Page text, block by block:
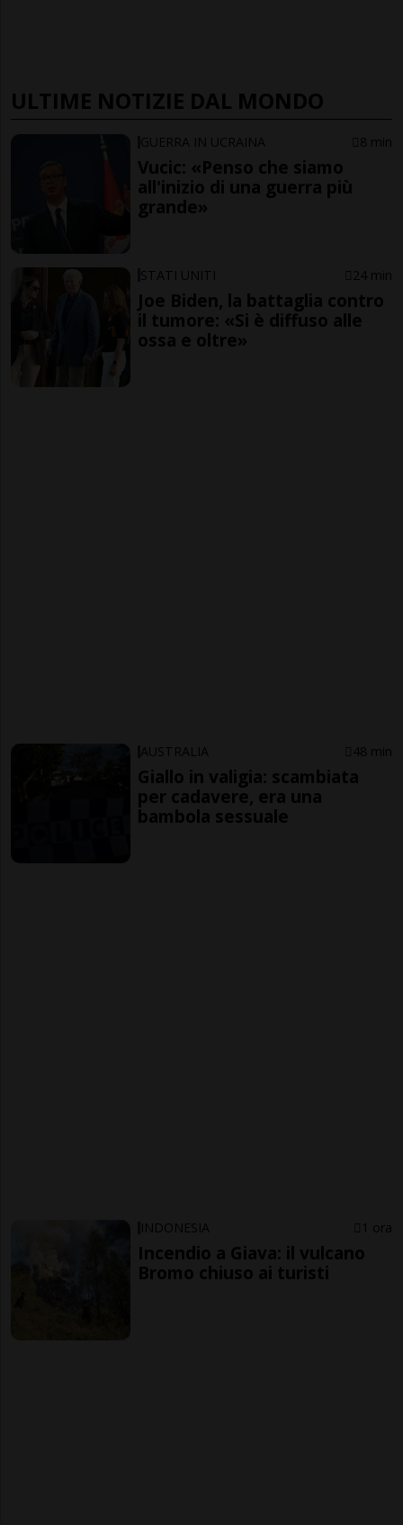
ULTIME NOTIZIE DAL MONDO
GUERRA IN UCRAINA 8 min
Vucic: «Penso che siamo
all'inizio di una guerra più
grande»
STATI UNITI 24 min
Joe Biden, la battaglia contro
il tumore: «Si è diffuso alle
ossa e oltre»
AUSTRALIA 48 min
Giallo in valigia: scambiata
per cadavere, era una
bambola sessuale
INDONESIA 1 ora
Incendio a Giava: il vulcano
Bromo chiuso ai turisti